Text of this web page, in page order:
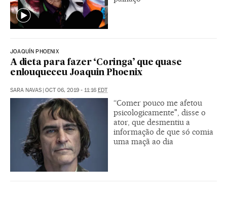
JOAQUÍN PHOENIX
A dieta para fazer ‘Coringa’ que quase
enlouqueceu Joaquin Phoenix
SARA NAVAS | OCT 06, 2019 - 11:16 EDT
“Comer pouco me afetou
psicologicamente", disse o
ator, que desmentiu a
informação de que só comia
uma maçã ao dia